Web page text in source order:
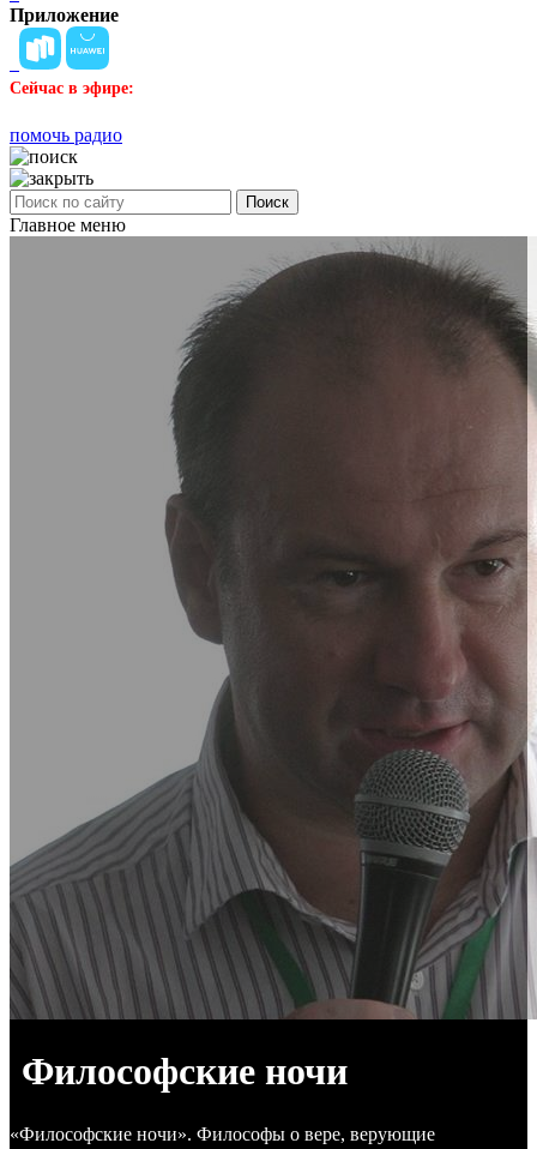
Приложение
Сейчас в эфире:
помочь радио
Поиск
Главное меню
Философские ночи
«Философские ночи». Философы о вере, верующие